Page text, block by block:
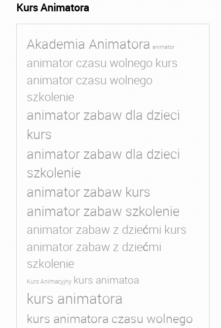
Kurs Animatora
Akademia Animatora animator
animator czasu wolnego kurs
animator czasu wolnego
szkolenie
animator zabaw dla dzieci
kurs
animator zabaw dla dzieci
szkolenie
animator zabaw kurs
animator zabaw szkolenie
animator zabaw z dziećmi kurs
animator zabaw z dziećmi
szkolenie
Kurs Animacyjny kurs animatoa
kurs animatora
kurs animatora czasu wolnego